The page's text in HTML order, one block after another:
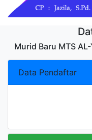
Murid Baru MTS
Data Pendaftar